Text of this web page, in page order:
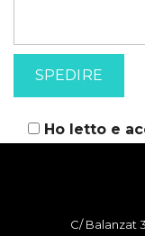
Ho letto e
C/ Balanzat